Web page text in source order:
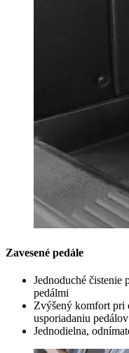
Zavesené pedále
Jednoduché
pedálmi
Zvýšený komfort pri
usporiadaniu pedálov
Jednodielna,